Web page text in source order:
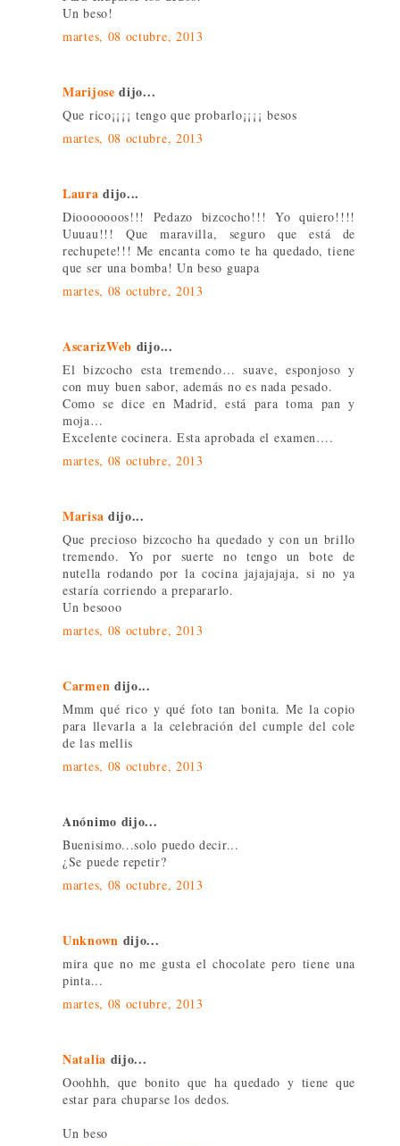
Un beso!
martes, 08 octubre, 2013
Marijose dijo...
Que rico¡¡¡¡ tengo que probarlo¡¡¡¡ besos
martes, 08 octubre, 2013
Laura dijo...
Diooooooos!!! Pedazo bizcocho!!! Yo quiero!!!!
Uuuau!!! Que maravilla, seguro que está de
rechupete!!! Me encanta como te ha quedado, tiene
que ser una bomba! Un beso guapa
martes, 08 octubre, 2013
AscarizWeb dijo...
El bizcocho esta tremendo… suave, esponjoso y
con muy buen sabor, además no es nada pesado.
Como se dice en Madrid, está para toma pan y
moja…
Excelente cocinera. Esta aprobada el examen….
martes, 08 octubre, 2013
Marisa dijo...
Que precioso bizcocho ha quedado y con un brillo
tremendo. Yo por suerte no tengo un bote de
nutella rodando por la cocina jajajajaja, si no ya
estaría corriendo a prepararlo.
Un besooo
martes, 08 octubre, 2013
Carmen dijo...
Mmm qué rico y qué foto tan bonita. Me la copio
para llevarla a la celebración del cumple del cole
de las mellis
martes, 08 octubre, 2013
Anónimo dijo...
Buenisimo...solo puedo decir...
¿Se puede repetir?
martes, 08 octubre, 2013
Unknown dijo...
mira que no me gusta el chocolate pero tiene una
pinta...
martes, 08 octubre, 2013
Natalia dijo...
Ooohhh, que bonito que ha quedado y tiene que
estar para chuparse los dedos.
Un beso